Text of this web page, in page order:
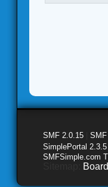
SMF 2.0.15
SimplePortal
SMFSimple.com